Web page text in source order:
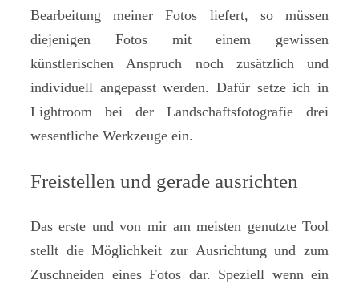
Bearbeitung meiner Fotos liefert, so müssen
diejenigen Fotos mit einem gewissen
künstlerischen Anspruch noch zusätzlich und
individuell angepasst werden. Dafür setze ich in
Lightroom bei der Landschaftsfotografie drei
wesentliche Werkzeuge ein.
Freistellen und gerade ausrichten
Das erste und von mir am meisten genutzte Tool
stellt die Möglichkeit zur Ausrichtung und zum
Zuschneiden eines Fotos dar. Speziell wenn ein